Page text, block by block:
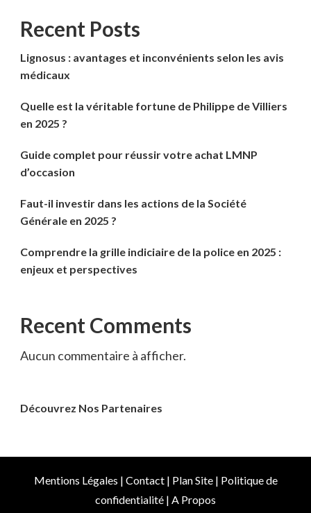
Recent Posts
Lignosus : avantages et inconvénients selon les avis
médicaux
Quelle est la véritable fortune de Philippe de Villiers
en 2025 ?
Guide complet pour réussir votre achat LMNP
d’occasion
Faut-il investir dans les actions de la Société
Générale en 2025 ?
Comprendre la grille indiciaire de la police en 2025 :
enjeux et perspectives
Recent Comments
Aucun commentaire à afficher.
Découvrez Nos Partenaires
Mentions Légales | Contact| Plan Site| Politique de
confidentialité | A Propos